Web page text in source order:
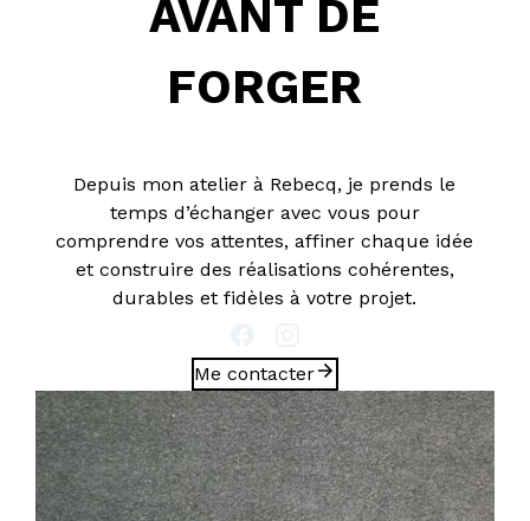
AVANT DE
FORGER
Depuis mon atelier à Rebecq, je prends le
temps d’échanger avec vous pour
comprendre vos attentes, affiner chaque idée
et construire des réalisations cohérentes,
durables et fidèles à votre projet.
Me contacter